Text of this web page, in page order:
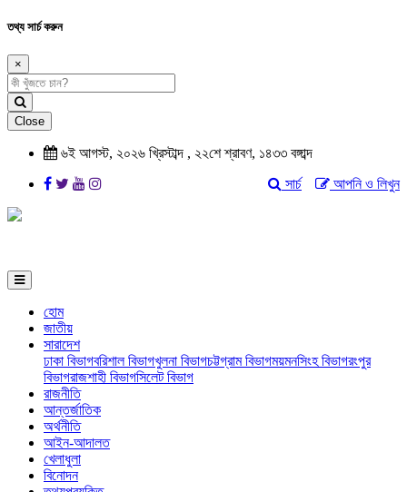
তথ্য সার্চ করুন
×
Close
৬ই আগস্ট, ২০২৬ খ্রিস্টাব্দ , ২২শে শ্রাবণ, ১৪৩৩ বঙ্গাব্দ
আপনি ও লিখুন
সার্চ
হোম
জাতীয়
সারাদেশ
ঢাকা বিভাগবরিশাল বিভাগখুলনা বিভাগচট্টগ্রাম বিভাগময়মনসিংহ বিভাগরংপুর
বিভাগরাজশাহী বিভাগসিলেট বিভাগ
রাজনীতি
আন্তর্জাতিক
অর্থনীতি
আইন-আদালত
খেলাধুলা
বিনোদন